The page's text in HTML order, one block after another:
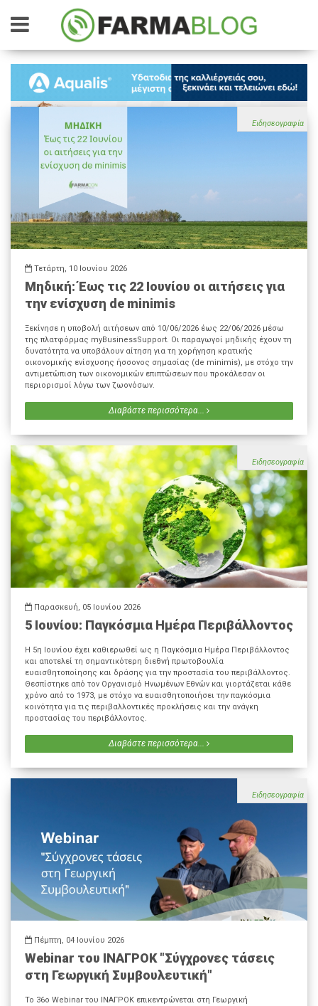
Ειδησεογραφία
Τετάρτη, 10 Ιουνίου 2026
Μηδική: Έως τις 22 Ιουνίου οι αιτήσεις για
την ενίσχυση de minimis
Ξεκίνησε η υποβολή αιτήσεων από 10/06/2026 έως 22/06/2026 μέσω
της πλατφόρμας myBusinessSupport. Οι παραγωγοί μηδικής έχουν τη
δυνατότητα να υποβάλουν αίτηση για τη χορήγηση κρατικής
οικονομικής ενίσχυσης ήσσονος σημασίας (de minimis), με στόχο την
αντιμετώπιση των οικονομικών επιπτώσεων που προκάλεσαν οι
περιορισμοί λόγω των ζωονόσων.
Διαβάστε περισσότερα...
Ειδησεογραφία
Παρασκευή, 05 Ιουνίου 2026
5 Ιουνίου: Παγκόσμια Ημέρα Περιβάλλοντος
Η 5η Ιουνίου έχει καθιερωθεί ως η Παγκόσμια Ημέρα Περιβάλλοντος
και αποτελεί τη σημαντικότερη διεθνή πρωτοβουλία
ευαισθητοποίησης και δράσης για την προστασία του περιβάλλοντος.
Θεσπίστηκε από τον Οργανισμό Ηνωμένων Εθνών και γιορτάζεται κάθε
χρόνο από το 1973, με στόχο να ευαισθητοποιήσει την παγκόσμια
κοινότητα για τις περιβαλλοντικές προκλήσεις και την ανάγκη
προστασίας του περιβάλλοντος.
Διαβάστε περισσότερα...
Ειδησεογραφία
Πέμπτη, 04 Ιουνίου 2026
Webinar του ΙΝΑΓΡΟΚ "Σύγχρονες τάσεις
στη Γεωργική Συμβουλευτική"
Το 36ο Webinar του ΙΝΑΓΡΟΚ επικεντρώνεται στη Γεωργική